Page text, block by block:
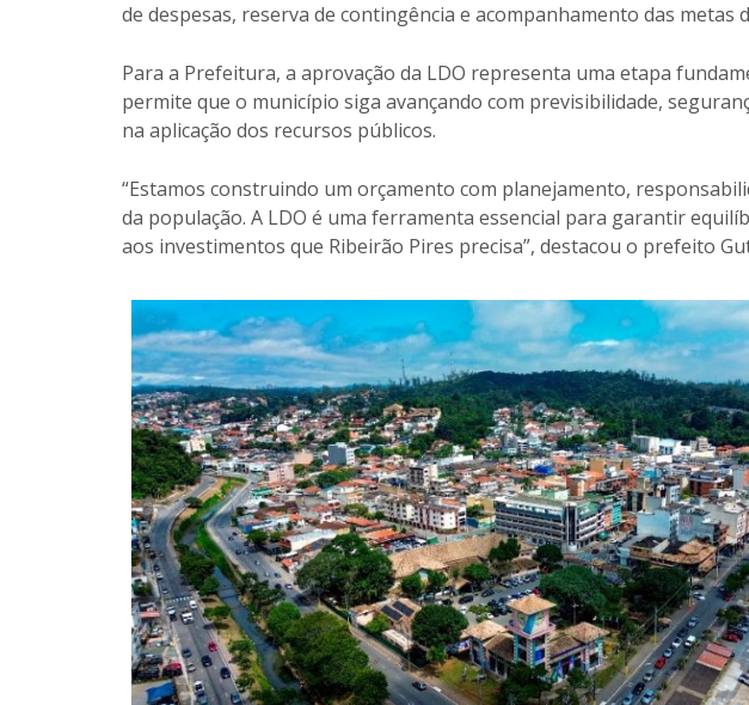
de despesas, reserva de contingência e acompanhamento das metas
Para a Prefeitura, a aprovação da LDO representa uma etapa
permite que o município siga avançando com previsibilidade,
na aplicação dos recursos públicos.
“Estamos construindo um orçamento com planejamento,
da população. A LDO é uma ferramenta essencial para garantir
aos investimentos que Ribeirão Pires precisa”, destacou o prefeito